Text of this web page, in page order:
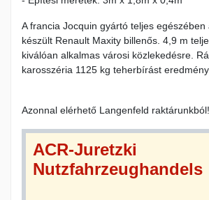
A francia Jocquin gyártó teljes
készült Renault Maxity billenős. 4,9 m
kiválóan alkalmas városi közlekedésre.
karosszéria 1125 kg teherbírást
Azonnal elérhető Langenfeld raktárunkból!
ACR-Juretzki
Nutzfahrzeughandels